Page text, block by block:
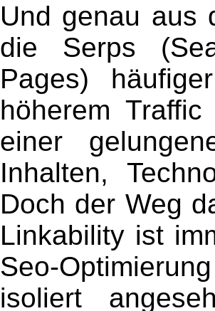
Und genau aus
die Serps
Pages)
höherem
einer
Inhalten,
Doch der Weg
Linkability ist
Seo-
isoliert